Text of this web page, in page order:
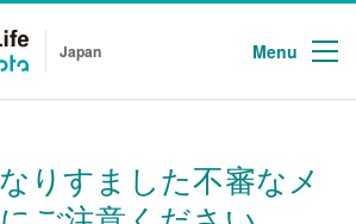
Japan Menu
りすました不審なメ